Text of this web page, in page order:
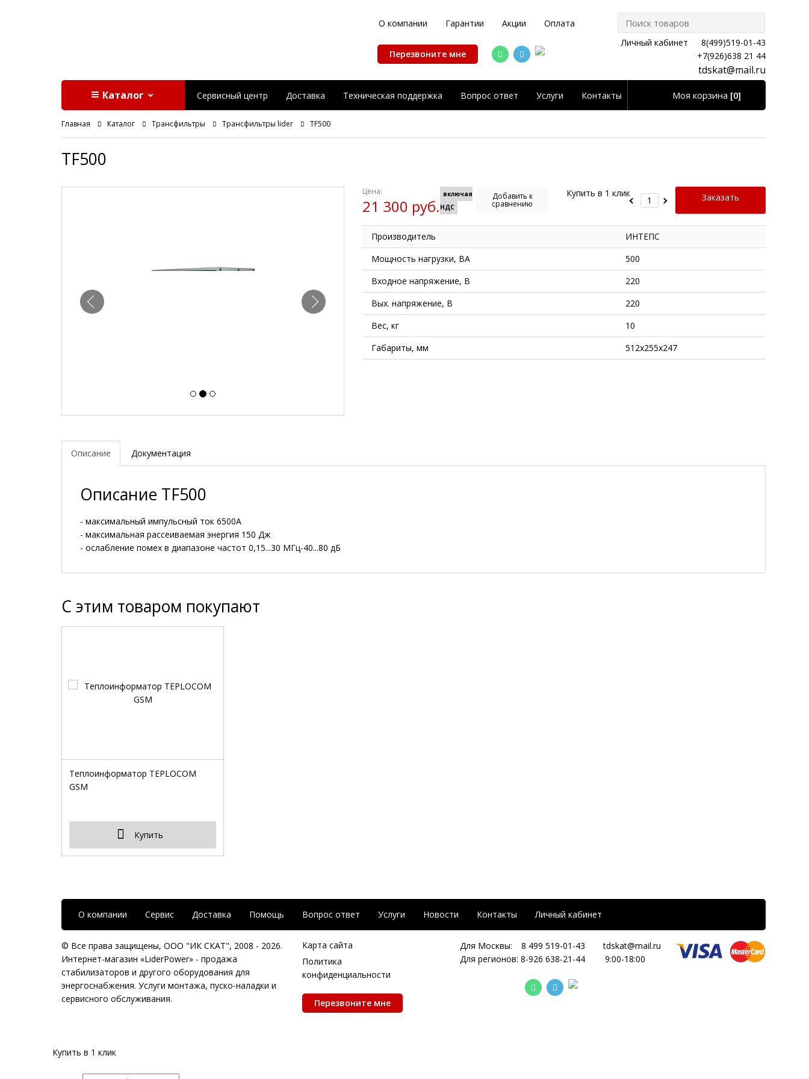
Перезвоните мне
О компании Гарантии Акции
Оплата
8(499)519-01-43
+7(926)638 21 44
tdskat@mail.ru
Личный кабинет
Каталог Сервисный центр Доставка Техническая поддержка Вопрос ответ Услуги Контакты Личный кабинет
Моя корзина [0]
Главная Каталог Трансфильтры Трансфильтры lider TF500
TF500
Цена:
21 300 руб. Заказать
Купить в 1 клик
Добавить к
сравнению
включая
НДС
Производитель
ИНТЕПС
Мощность нагрузки, ВА
500
Входное напряжение, В
220
Вых. напряжение, В
220
Вес, кг
10
Габариты, мм
512x255x247
Описание Документация
Описание TF500
- максимальный импульсный ток 6500А
- максимальная рассеиваемая энергия 150 Дж
- ослабление помех в диапазоне частот 0,15...30 МГц-40...80 дБ
C этим товаром покупают
Теплоинформатор TEPLOCOM
GSM
Купить
О компании Сервис Доставка Помощь Вопрос ответ Услуги Новости Контакты Личный кабинет
© Все права защищены, ООО "ИК СКАТ", 2008 - 2026.
Интернет-магазин «LiderPower» - продажа
стабилизаторов и другого оборудования для
энергоснабжения. Услуги монтажа, пуско-наладки и
сервисного обслуживания.
Карта сайта
Политика
конфиденциальности
Перезвоните мне
Для Москвы:
8 499 519-01-43
Для регионов: 8-926 638-21-44
tdskat@mail.ru
9:00-18:00
Купить в 1 клик